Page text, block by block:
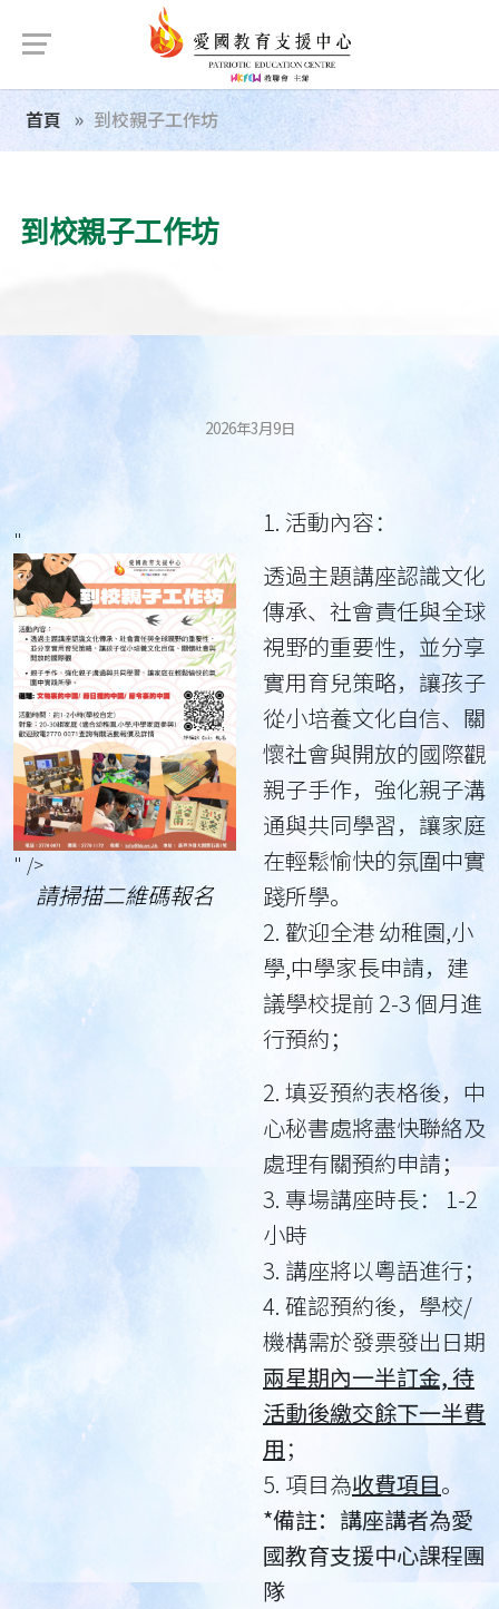
首頁 到校親子工作坊
到校親子工作坊
2026年3月9日
"
" />
請掃描二維碼報名
1. 活動內容：
透過主題講座認識文化
傳承、社會責任與全球
視野的重要性，並分享
實用育兒策略，讓孩子
從小培養文化自信、關
懷社會與開放的國際觀
親子手作，強化親子溝
通與共同學習，讓家庭
在輕鬆愉快的氛圍中實
踐所學。
2. 歡迎全港 幼稚園,小
學,中學家長申請，建
議學校提前 2-3 個月進
行預約；
2. 填妥預約表格後，中
心秘書處將盡快聯絡及
處理有關預約申請；
3. 專場講座時長： 1-2
小時
3. 講座將以粵語進行；
4. 確認預約後，學校/
機構需於發票發出日期
兩星期內一半訂金, 待
活動後繳交餘下一半費
用 ；
5. 項目為收費項目。
*備註：講座講者為愛
國教育支援中心課程團
隊